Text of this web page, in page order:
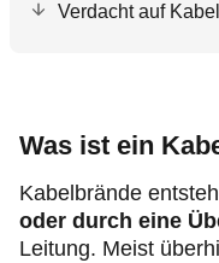
Verdacht auf
Was ist ein
Kabelbrände
oder durch eine
Leitung. Meist